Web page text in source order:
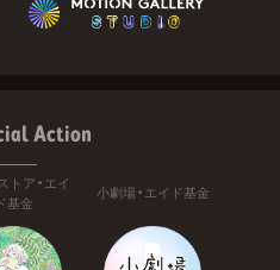
Action
トア・エイ
ド基金
小劇場・エイド基金